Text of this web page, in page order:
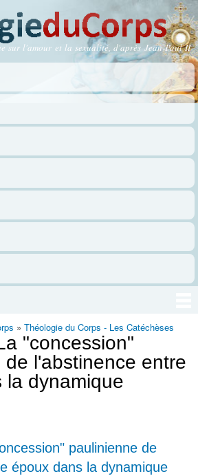
contenu
principal
sur l'amour et la sexualité, d'après Jean-Paul II
» Théologie du Corps - Les Catéchèses
"concession"
l'abstinence entre
la dynamique
paulinienne de
époux dans la dynamique